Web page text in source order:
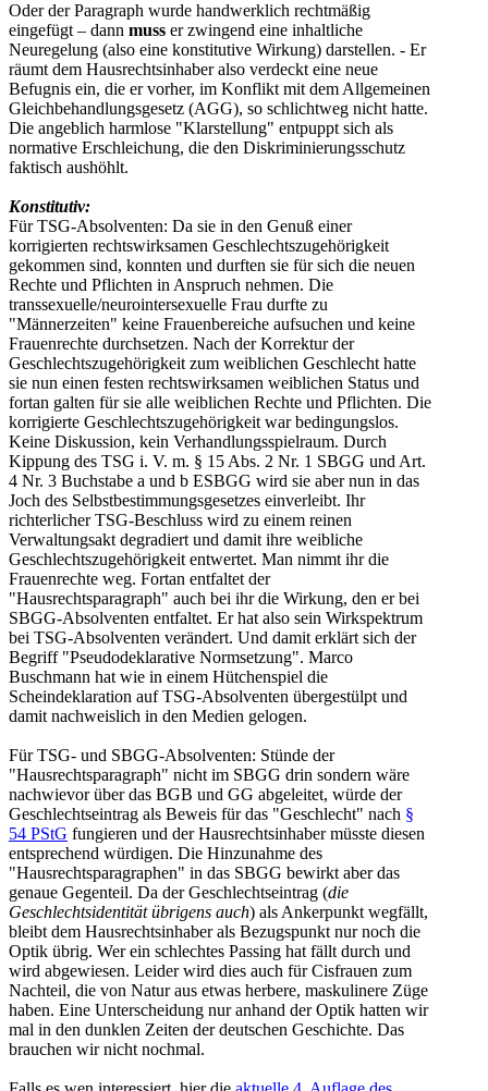
Oder der Paragraph wurde handwerklich rechtmäßig
eingefügt – dann muss er zwingend eine inhaltliche
Neuregelung (also eine konstitutive Wirkung) darstellen. - Er
räumt dem Hausrechtsinhaber also verdeckt eine neue
Befugnis ein, die er vorher, im Konflikt mit dem Allgemeinen
Gleichbehandlungsgesetz (AGG), so schlichtweg nicht hatte.
Die angeblich harmlose "Klarstellung" entpuppt sich als
normative Erschleichung, die den Diskriminierungsschutz
faktisch aushöhlt.
Konstitutiv:
FürTSG-Absolventen: Da sie in den Genuß einer
korrigierten rechtswirksamen Geschlechtszugehörigkeit
gekommen sind, konnten und durften sie für sich die neuen
Rechte und Pflichten in Anspruch nehmen. Die
transsexuelle/neurointersexuelle Frau durfte zu
"Männerzeiten" keine Frauenbereiche aufsuchen und keine
Frauenrechte durchsetzen. Nach der Korrektur der
Geschlechtszugehörigkeit zum weiblichen Geschlecht hatte
sie nun einen festen rechtswirksamen weiblichen Status und
fortan galten für sie alle weiblichen Rechte und Pflichten. Die
korrigierte Geschlechtszugehörigkeit war bedingungslos.
Keine Diskussion, kein Verhandlungsspielraum. Durch
Kippung des TSG i. V. m. § 15 Abs. 2 Nr. 1 SBGG und Art.
4 Nr. 3 Buchstabe a und b ESBGG wird sie aber nun in das
Joch des Selbstbestimmungsgesetzes einverleibt. Ihr
richterlicher TSG-Beschluss wird zu einem reinen
Verwaltungsakt degradiert und damit ihre weibliche
Geschlechtszugehörigkeit entwertet. Man nimmt ihr die
Frauenrechte weg. Fortan entfaltet der
"Hausrechtsparagraph" auch bei ihr die Wirkung, den er bei
SBGG-Absolventen entfaltet. Er hat also sein Wirkspektrum
bei TSG-Absolventen verändert. Und damit erklärt sich der
Begriff "Pseudodeklarative Normsetzung". Marco
Buschmann hat wie in einem Hütchenspiel die
Scheindeklaration auf TSG-Absolventen übergestülpt und
damit nachweislich in den Medien gelogen.
FürTSG- und SBGG-Absolventen: Stünde der
"Hausrechtsparagraph" nicht im SBGG drin sondern wäre
nachwievor über das BGB und GG abgeleitet, würde der
Geschlechtseintrag als Beweis für das "Geschlecht" nach §
54 PStG fungieren und der Hausrechtsinhaber müsste diesen
entsprechend würdigen. Die Hinzunahme des
"Hausrechtsparagraphen" in das SBGG bewirkt aber das
genaue Gegenteil. Da der Geschlechtseintrag (die
Geschlechtsidentität übrigens auch) als Ankerpunkt wegfällt,
bleibt dem Hausrechtsinhaber als Bezugspunkt nur noch die
Optik übrig. Wer ein schlechtes Passing hat fällt durch und
wird abgewiesen. Leider wird dies auch für Cisfrauen zum
Nachteil, die von Natur aus etwas herbere, maskulinere Züge
haben. Eine Unterscheidung nur anhand der Optik hatten wir
mal in den dunklen Zeiten der deutschen Geschichte. Das
brauchen wir nicht nochmal.